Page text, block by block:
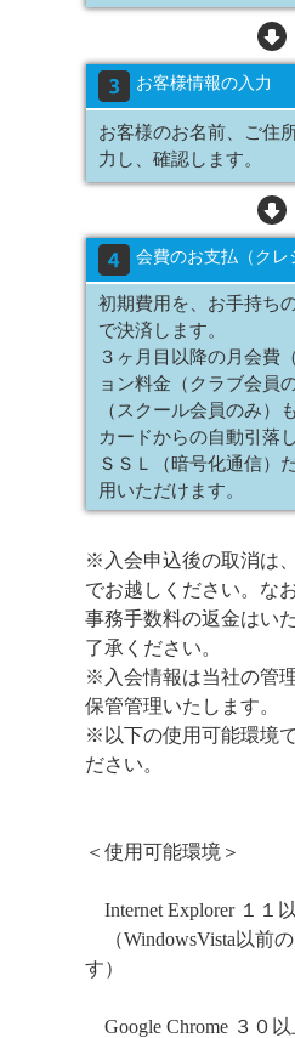
お客様情報の入力
お客様のお名前、ご住
力し、確認します。
会費のお支払（クレ
初期費用を、お手持ち
で決済します。
３ヶ月目以降の月会費
ョン料金（クラブ会員
（スクール会員のみ）
カードからの自動引落
ＳＳＬ（暗号化通信）
用いただけます。
※入会申込後の取消は
でお越しください。な
事務手数料の返金はい
了承ください。
※入会情報は当社の管
保管管理いたします。
※以下の使用可能環境
ださい。
＜使用可能環境＞
Internet Explorer １１
（WindowsVista以前
す）
Google Chrome ３０以